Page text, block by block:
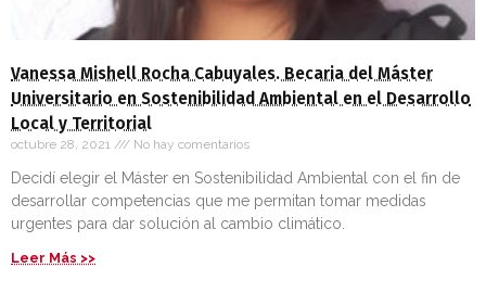
Vanessa Mishell Rocha Cabuyales. Becaria del Máster
Universitario en Sostenibilidad Ambiental en el Desarrollo
Local y Territorial
octubre 28, 2021 No hay comentarios
Decidí elegir el Máster en Sostenibilidad Ambiental con el fin de
desarrollar competencias que me permitan tomar medidas
urgentes para dar solución al cambio climático.
Leer Más >>